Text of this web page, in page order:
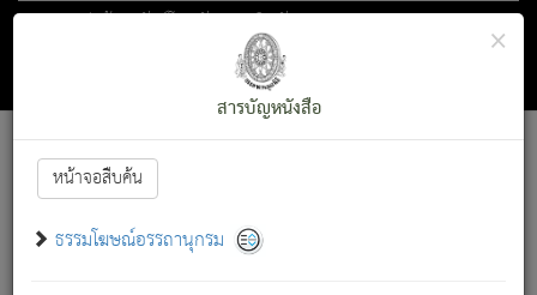
ตอน 1 ว่าด้วย สัตว์โลกกับจตุราริยสัจ
สารบัญ×
สารบัญหนังสือ
หน้าจอสืบค้น
ธรรมโฆษณ์อรรถานุกรม
Font :15 ]||
สัตว์โลกนี้ เกิดความเดือดร้อนแล้ว มีผัสสะบังหน้า